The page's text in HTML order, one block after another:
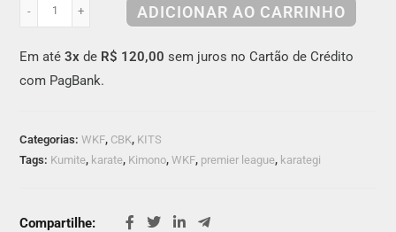
- + ADICIONAR AO CARRINHO
Em até3x de R$ 120,00 sem juros no Cartão de Crédito
com PagBank.
Categorias:WKF, CBK, KITS
Tags: Kumite, karate, Kimono,WKF, premier league, karategi
Compartilhe: